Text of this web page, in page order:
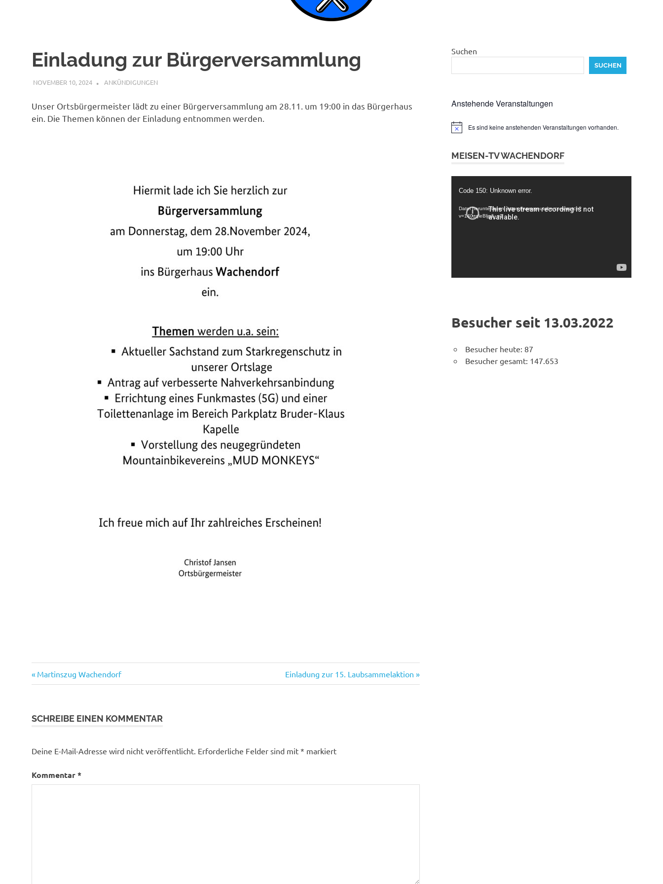
Einladung zur Bürgerversammlung
NOVEMBER 10, 2024 BÜRGERVEREIN WACHENDORF
ANKÜNDIGUNGEN
Unser Ortsbürgermeister lädt zu einer Bürgerversammlung am 28.11. um 19:00 in das Bürgerhaus
ein. Die Themen können der Einladung entnommen werden.
Ortsbürgermeister
Wachendorf
Beitragsnavigation
Vorheriger
Beitrag:
Martinszug Wachendorf
Nächster
Beitrag:
Einladung zur 15. Laubsammelaktion
SCHREIBE EINEN KOMMENTAR
Deine E-Mail-Adresse wird nicht veröffentlicht. Erforderliche Felder sind mit * markiert
Kommentar*
Suchen
SUCHEN
Anstehende Veranstaltungen
HinweisEs sind keine anstehenden Veranstaltungen vorhanden.
MEISEN-TV WACHENDORF
Player
Code 150: Unknown error.
Datei herunterladen: https://www.youtube.com/watch?
v=140zqleBljg&_=1
Besucher seit 13.03.2022
Besucher heute: 87
Besucher gesamt: 147.653